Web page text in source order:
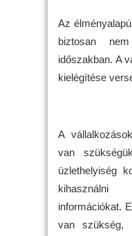
Az
biztosan
időszakban. A
kielégítése
A
van
üzlethelyiség
információkat.
van